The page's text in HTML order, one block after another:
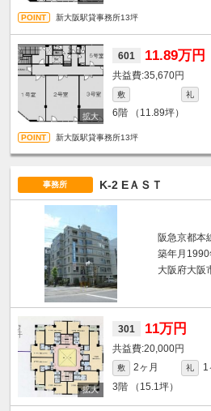
新大阪駅貸事務所13坪
601 11.89万円
35,670円
敷 礼
6階 （11.89坪）
新大阪駅貸事務所13坪
事務所 K-2 EＡＳＴ
阪急京都本
築年月
大阪府大阪
301 11万円
20,000円
敷 2ヶ月 礼
1
3階
（15.1坪）